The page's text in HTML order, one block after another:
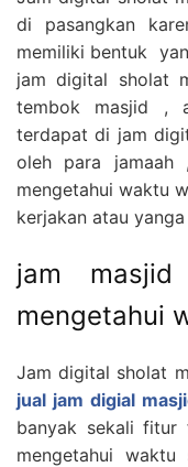
di pasangkan
memiliki bentuk
jam digital sholat
tembok masjid ,
terdapat di jam
oleh para jamaah
mengetahui waktu
kerjakan atau
jam
mengetahui
Jam digital sholat
jual jam digial
banyak sekali fitur
mengetahui